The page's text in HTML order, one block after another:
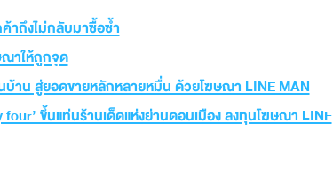
าถึงไม่กลับมาซื้อซ้ำ
ณาให้ถูกจุด
นบ้าน สู่ยอดขายหลักหลายหมื่น ด้วยโฆษณา LINE MAN
ขึ้นแท่นร้านเด็ดแห่งย่านดอนเมือง ลงทุนโฆษณา LINE